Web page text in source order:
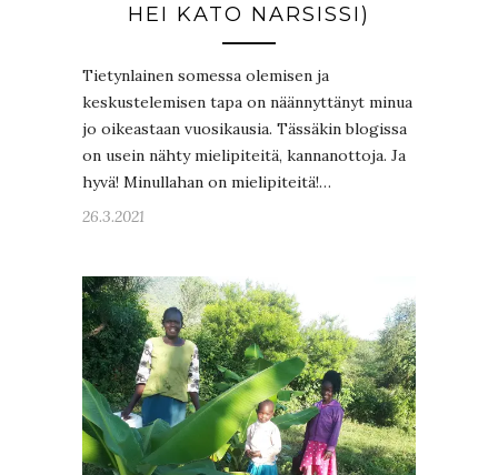
HEI KATO NARSISSI)
Tietynlainen somessa olemisen ja
keskustelemisen tapa on näännyttänyt minua
jo oikeastaan vuosikausia. Tässäkin blogissa
on usein nähty mielipiteitä, kannanottoja. Ja
hyvä! Minullahan on mielipiteitä!…
26.3.2021